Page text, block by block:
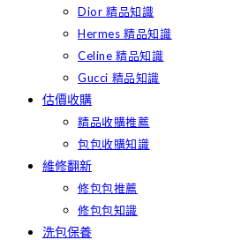
Dior 精品知識
Hermes 精品知識
Celine 精品知識
Gucci 精品知識
估價收購
精品收購推薦
包包收購知識
維修翻新
修包包推薦
修包包知識
洗包保養